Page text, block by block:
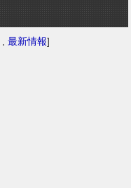
,最新情報]